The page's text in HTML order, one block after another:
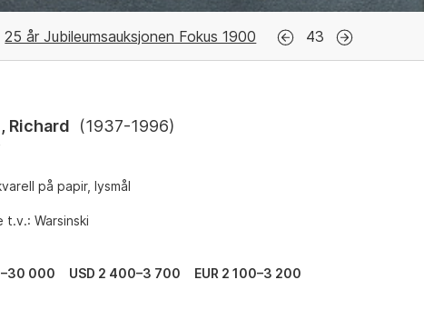
25 år Jubileumsauksjonen Fokus 1900 43
Richard (1937-1996)
på papir, lysmål
t.v.: Warsinski
000
USD 2 400–3 700 EUR 2 100–3 200